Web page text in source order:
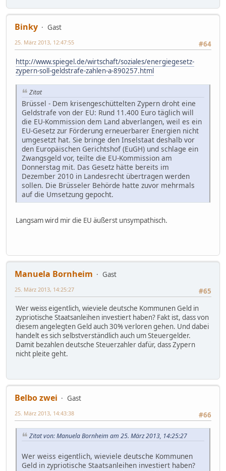
Binky
Gast
#64
25. März 2013, 12:47:55
http://www.spiegel.de/wirtschaft/soziales/energiegesetz-
zypern-soll-geldstrafe-zahlen-a-890257.html
Zitat
Brüssel - Dem krisengeschüttelten Zypern droht eine
Geldstrafe von der EU: Rund 11.400 Euro täglich will
die EU-Kommission dem Land abverlangen, weil es ein
EU-Gesetz zur Förderung erneuerbarer Energien nicht
umgesetzt hat. Sie bringe den Inselstaat deshalb vor
den Europäischen Gerichtshof (EuGH) und schlage ein
Zwangsgeld vor, teilte die EU-Kommission am
Donnerstag mit. Das Gesetz hätte bereits im
Dezember 2010 in Landesrecht übertragen werden
sollen. Die Brüsseler Behörde hatte zuvor mehrmals
auf die Umsetzung gepocht.
Langsam wird mir die EU äußerst unsympathisch.
Manuela Bornheim
Gast
#65
25. März 2013, 14:25:27
Wer weiss eigentlich, wieviele deutsche Kommunen Geld in
zypriotische Staatsanleihen investiert haben? Fakt ist, dass von
diesem angelegten Geld auch 30% verloren gehen. Und dabei
handelt es sich selbstverständlich auch um Steuergelder.
Damit bezahlen deutsche Steuerzahler dafür, dass Zypern
nicht pleite geht.
Belbo zwei
Gast
#66
25. März 2013, 14:43:38
Zitat von: Manuela Bornheim am 25. März 2013, 14:25:27
Wer weiss eigentlich, wieviele deutsche Kommunen
Geld in zypriotische Staatsanleihen investiert haben?